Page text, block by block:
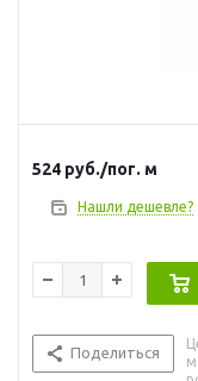
524 руб./пог. м
Нашли дешевле?
Поделиться